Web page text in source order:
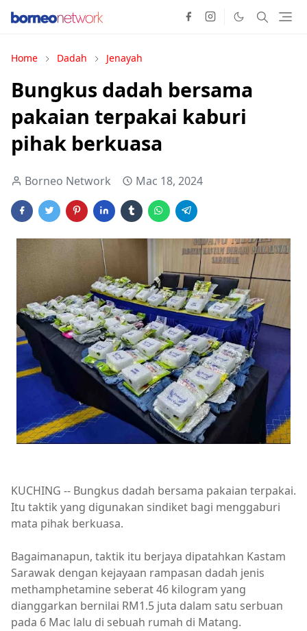
Home Dadah Jenayah
Bungkus dadah bersama
pakaian terpakai kaburi
pihak berkuasa
Borneo Network Mac 18, 2024
KUCHING -- Bungkus dadah bersama pakaian terpakai.
Itu taktik yang digunakan sindiket bagi menggaburi
mata pihak berkuasa.
Bagaimanapun, taktik itu berjaya dipatahkan Kastam
Sarawak dengan kejayaan rampasan dadah jenis
methamphetamine seberat 46 kilogram yang
dianggarkan bernilai RM1.5 juta dalam satu serbuan
pada 6 Mac lalu di sebuah rumah di Matang.